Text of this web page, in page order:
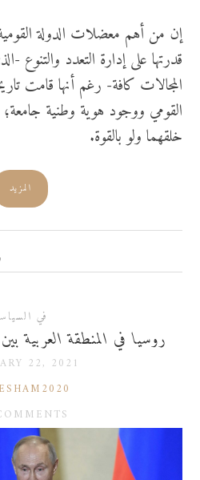
إن من أهم معضلات الدولة
قدرتها على إدارة التعدد والتنوع
المجالات كافة- رغم أنها قامت
القومي ووجود هوية وطنية
خلقهما ولو بالقوة.
المزيد
في
روسيا في المنطقة العربية
22, 2021